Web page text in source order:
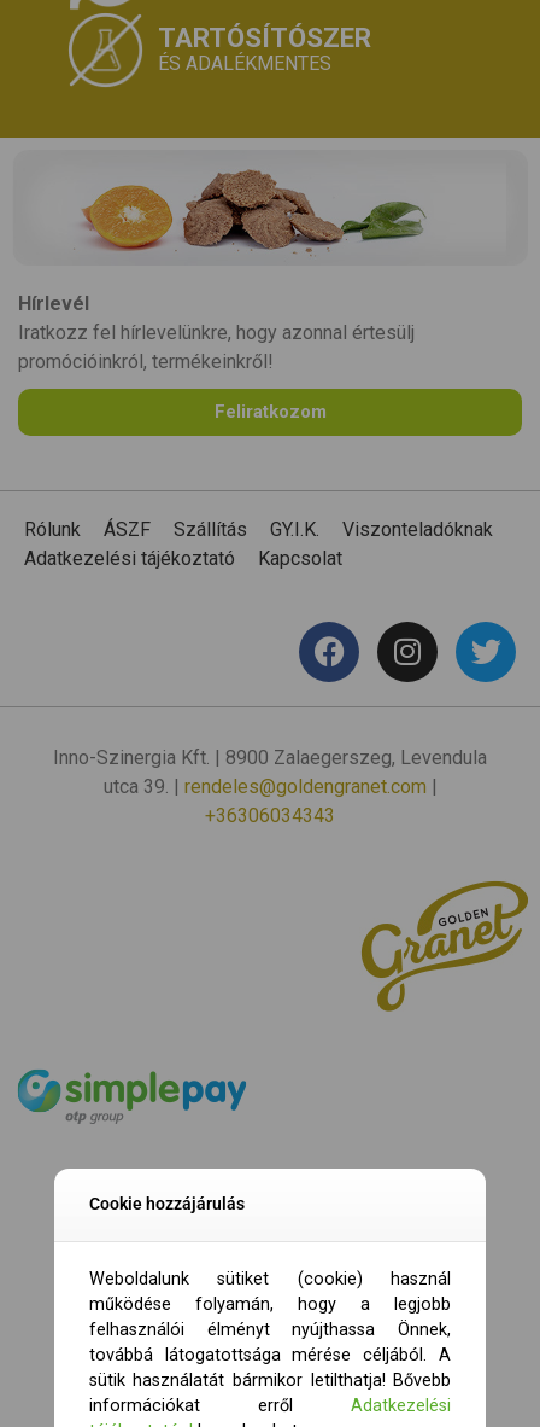
TARTÓSÍTÓSZER
ÉS ADALÉKMENTES
Hírlevél
Iratkozz fel hírlevelünkre, hogy azonnal értesülj
promócióinkról, termékeinkről!
Feliratkozom
Rólunk ÁSZF Szállítás GY.I.K.
Viszonteladóknak
Adatkezelési tájékoztató
Kapcsolat
Inno-Szinergia Kft. | 8900 Zalaegerszeg, Levendula
utca 39. | rendeles@goldengranet.com |
+36306034343
Cookie hozzájárulás
Weboldalunk sütiket (cookie) használ
működése folyamán, hogy a legjobb
felhasználói élményt nyújthassa Önnek,
továbbá látogatottsága mérése céljából. A
sütik használatát bármikor letilthatja! Bővebb
információkat errőlAdatkezelési